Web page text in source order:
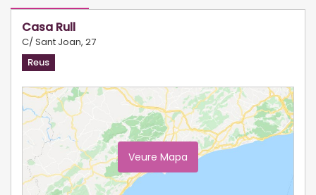
Casa Rull
C/ Sant Joan, 27
Reus
Veure Mapa